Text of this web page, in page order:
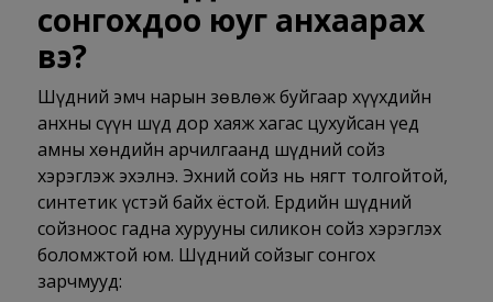
сонгохдоо юуг анхаарах
вэ?
Шүдний эмч нарын зөвлөж буйгаар хүүхдийн
анхны сүүн шүд дор хаяж хагас цухуйсан үед
амны хөндийн арчилгаанд шүдний сойз
хэрэглэж эхэлнэ. Эхний сойз нь нягт толгойтой,
синтетик үстэй байх ёстой. Ердийн шүдний
сойзноос гадна хурууны силикон сойз хэрэглэх
боломжтой юм. Шүдний сойзыг сонгох
зарчмууд: